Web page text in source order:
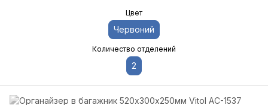
Цвет
Червоний
Количество отделений
2